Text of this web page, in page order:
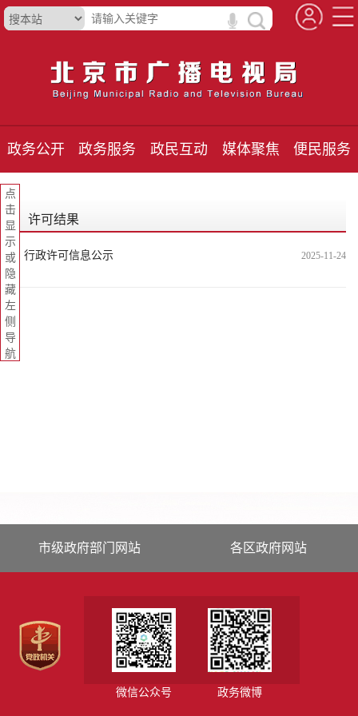
政务公开 政务服务 政民互动 媒体聚焦 便民服务
点
击
显
示
或
隐
藏
左
侧
导
航
许可结果
行政许可信息公示 2025-11-24
市级政府部门网站 各区政府网站
微信公众号 政务微博